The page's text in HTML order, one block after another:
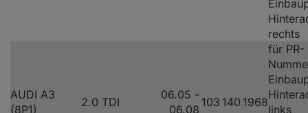
rechts
AUDI A3
(8P1)
2.0 TDI
06.05 -
06.08
103 140 1968
für PR-
links